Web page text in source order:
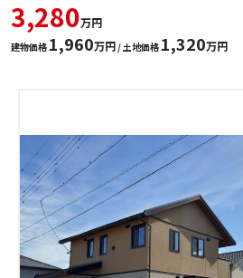
3,280万円
建物価格 1,960万円 / 土地価格 1,320万円